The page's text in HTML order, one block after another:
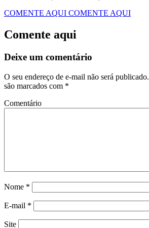
COMENTE AQUI COMENTE AQUI
Comente aqui
Deixe um comentário
O seu endereço de e-mail não será publicado.
são marcados com *
Comentário
Nome *
E-mail *
Site